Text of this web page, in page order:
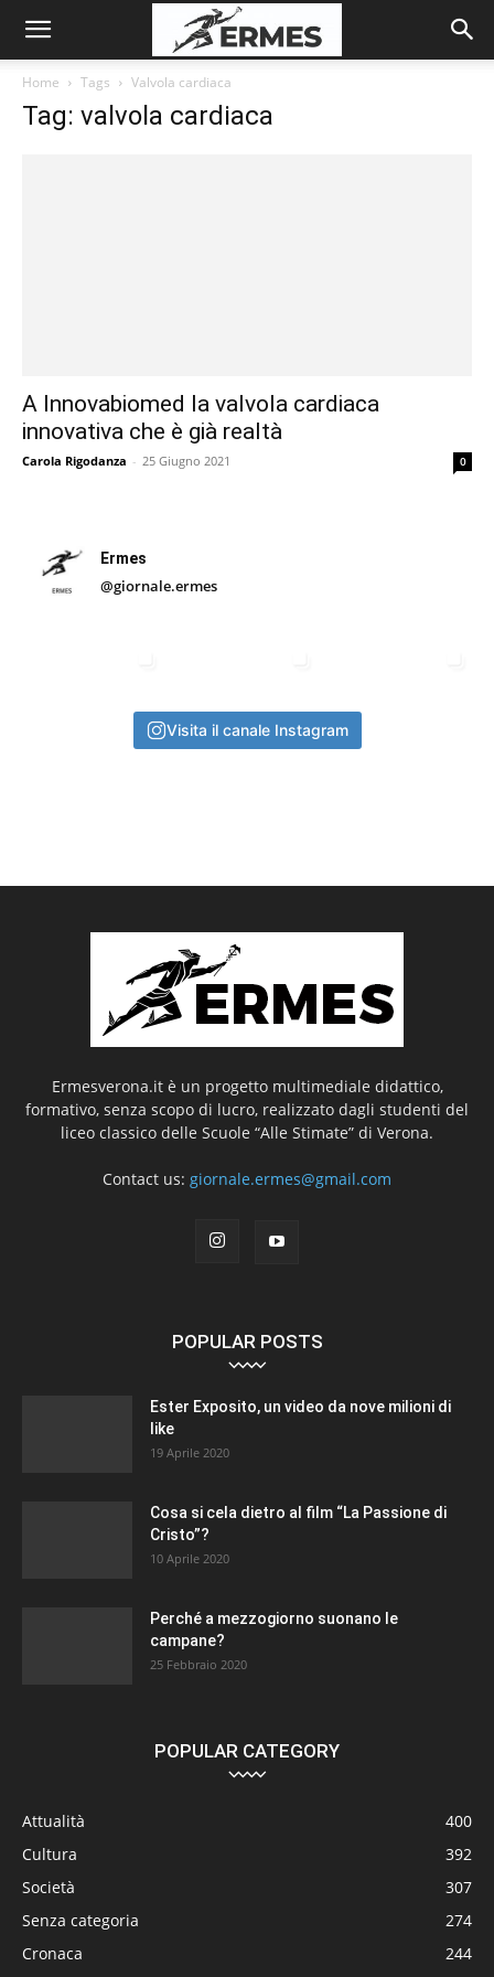
Home Tags Valvola cardiaca
Tag: valvola cardiaca
A Innovabiomed la valvola cardiaca
innovativa che è già realtà
Carola Rigodanza - 25 Giugno 2021 0
Ermes
@giornale.ermes
Visita il canale Instagram
Ermesverona.it è un progetto multimediale didattico,
formativo, senza scopo di lucro, realizzato dagli studenti del
liceo classico delle Scuole “Alle Stimate” di Verona.
Contact us: giornale.ermes@gmail.com
POPULAR POSTS
Ester Exposito, un video da nove milioni di
like
19 Aprile 2020
Cosa si cela dietro al film “La Passione di
Cristo”?
10 Aprile 2020
Perché a mezzogiorno suonano le
campane?
25 Febbraio 2020
POPULAR CATEGORY
Attualità
400
Cultura
392
Società
307
Senza categoria
274
Cronaca
244